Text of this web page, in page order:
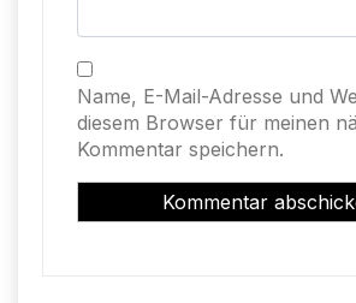
Name, E-Mail-Adresse und
diesem Browser für meinen
Kommentar speichern.